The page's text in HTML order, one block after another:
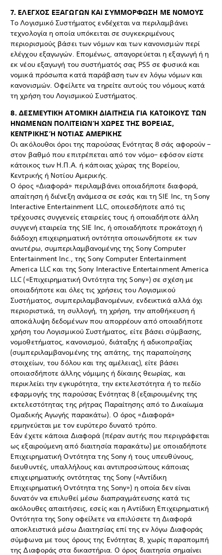
7. ΕΛΕΓΧΟΣ ΕΞΑΓΩΓΩΝ ΚΑΙ ΣΥΜΜΟΡΦΩΣΗ ΜΕ ΝΟΜΟΥΣ
Το Λογισμικό Συστήματος ενδέχεται να περιλαμβάνει
τεχνολογία η οποία υπόκειται σε συγκεκριμένους
περιορισμούς βάσει των νόμων και των κανονισμών περί
ελέγχου εξαγωγών. Επομένως, απαγορεύεται η εξαγωγή ή η
εκ νέου εξαγωγή του συστήματός σας PS5 σε φυσικά και
νομικά πρόσωπα κατά παράβαση των εν λόγω νόμων και
κανονισμών. Οφείλετε να τηρείτε αυτούς του νόμους κατά
τη χρήση του Λογισμικού Συστήματος.
8. ΔΕΣΜΕΥΤΙΚΗ ΑΤΟΜΙΚΗ ΔΙΑΙΤΗΣΙΑ ΓΙΑ ΚΑΤΟΙΚΟΥΣ ΤΩΝ
ΗΝΩΜΕΝΩΝ ΠΟΛΙΤΕΙΩΝ Ή ΧΩΡΕΣ ΤΗΣ ΒΟΡΕΙΑΣ,
ΚΕΝΤΡΙΚΗΣ Ή ΝΟΤΙΑΣ ΑΜΕΡΙΚΗΣ
Οι ακόλουθοι όροι της παρούσας Ενότητας 8 σάς αφορούν –
στον βαθμό που επιτρέπεται από τον νόμο– εφόσον είστε
κάτοικος των Η.Π.Α. ή κάποιας χώρας της Βορείου,
Κεντρικής ή Νοτίου Αμερικής.
Ο όρος «Διαφορά» περιλαμβάνει οποιαδήποτε διαφορά,
απαίτηση ή διένεξη ανάμεσα σε εσάς και τη SIE Inc, τη Sony
Interactive Entertainment LLC, οποιεσδήποτε από τις
τρέχουσες συγγενείς εταιρείες τους ή οποιαδήποτε άλλη
συγγενή εταιρεία της SIE Inc, ή οποιαδήποτε προκάτοχη ή
διάδοχη επιχειρηματική οντότητα οποιωνδήποτε εκ των
ανωτέρω, συμπεριλαμβανομένης της Sony Computer
Entertainment Inc., της Sony Computer Entertainment
America LLC και της Sony Interactive Entertainment America
LLC («Επιχειρηματική Οντότητα της Sony») σε σχέση με
οποιαδήποτε και όλες τις χρήσεις του Λογισμικού
Συστήματος, συμπεριλαμβανομένων, ενδεικτικά αλλά όχι
περιοριστικά, τη συλλογή, τη χρήση, την αποθήκευση ή
αποκάλυψη δεδομένων που απορρέουν από οποιαδήποτε
χρήση του Λογισμικού Συστήματος, είτε βάσει σύμβασης,
νομοθετήματος, κανονισμού, διάταξης ή αδικοπραξίας
(συμπεριλαμβανομένης της απάτης, της παραποίησης
στοιχείων, του δόλου και της αμέλειας), είτε βάσει
οποιασδήποτε άλλης νόμιμης ή δίκαιης θεωρίας, και
περικλείει την εγκυρότητα, την εκτελεστότητα ή το πεδίο
εφαρμογής της παρούσας Ενότητας 8 (εξαιρουμένης της
εκτελεστότητας της ρήτρας Παραίτησης από το Δικαίωμα
Ομαδικής Αγωγής παρακάτω). Ο όρος «Διαφορά»
ερμηνεύεται με τον ευρύτερο δυνατό τρόπο.
Εάν έχετε κάποια Διαφορά (πέραν αυτής που περιγράφεται
ως εξαιρούμενη από διαιτησία παρακάτω) με οποιαδήποτε
Επιχειρηματική Οντότητα της Sony ή τους υπευθύνους,
διευθυντές, υπαλλήλους και αντιπροσώπους κάποιας
επιχειρηματικής οντότητας της Sony («Αντίδικη
Επιχειρηματική Οντότητα της Sony») η οποία δεν είναι
δυνατόν να επιλυθεί μέσω διαπραγμάτευσης κατά τις
ακόλουθες απαιτήσεις, εσείς και η Αντίδικη Επιχειρηματική
Οντότητα της Sony οφείλετε να επιλύσετε τη Διαφορά
αποκλειστικά μέσω Διαιτησίας επί της εν λόγω Διαφοράς
σύμφωνα με τους όρους της Ενότητας 8, χωρίς παραπομπή
της Διαφοράς στα δικαστήρια. Ο όρος διαιτησία σημαίνει